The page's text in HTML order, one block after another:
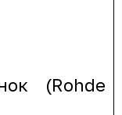
(Rohde